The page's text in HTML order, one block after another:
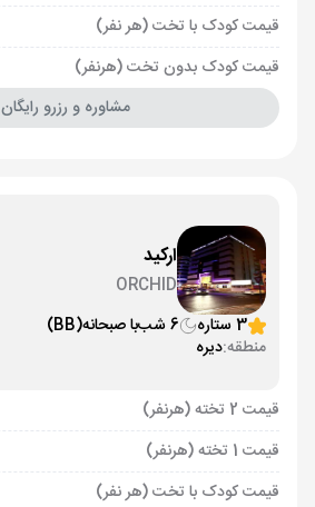
قیمت کودک با تخت (هر نفر)
قیمت کودک بدون تخت (هرنفر)
مشاوره و رزرو رایگان
ارکید
ORCHID
3 ستاره
6 شب با صبحانه(BB)
منطقه:دیره
قیمت 2 تخته (هرنفر)
قیمت 1 تخته (هرنفر)
قیمت کودک با تخت (هر نفر)